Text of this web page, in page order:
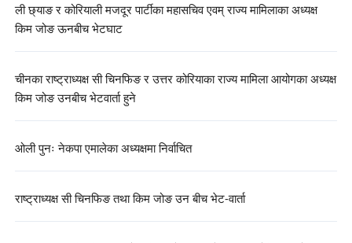
ली छ्याङ र कोरियाली मजदूर पार्टीका महासचिव एवम् राज्य मामिलाका अध्यक्ष
किम जोङ ऊनबीच भेटघाट
चीनका राष्ट्राध्यक्ष सी चिनफिङ र उत्तर कोरियाका राज्य मामिला आयोगका अध्यक्ष
किम जोङ उनबीच भेटवार्ता हुने
ओली पुनः नेकपा एमालेका अध्यक्षमा निर्वाचित
राष्ट्राध्यक्ष सी चिनफिङ तथा किम जोङ उन बीच भेट-वार्ता